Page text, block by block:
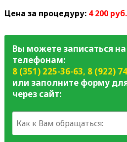
Цена за процедуру: 4 200 руб.
Вы можете записаться
телефонам:
8 (351) 225-36-63, 8 (922)
или заполните форму
через сайт: